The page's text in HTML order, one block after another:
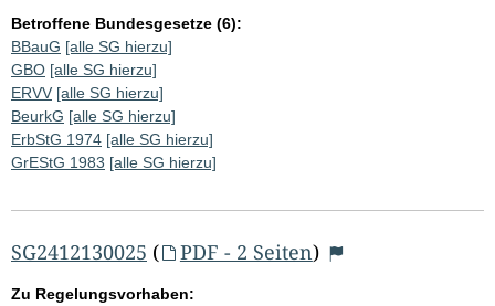
Betroffene Bundesgesetze (6):
BBauG [alle SG hierzu]
GBO [alle SG hierzu]
ERVV [alle SG hierzu]
BeurkG [alle SG hierzu]
ErbStG 1974 [alle SG hierzu]
GrEStG 1983 [alle SG hierzu]
SG2412130025 ( PDF - 2 Seiten)
Zu Regelungsvorhaben: